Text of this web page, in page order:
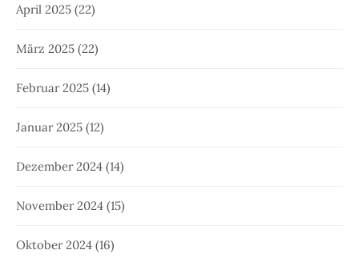
April 2025 (22)
März 2025 (22)
Februar 2025 (14)
Januar 2025 (12)
Dezember 2024 (14)
November 2024 (15)
Oktober 2024 (16)